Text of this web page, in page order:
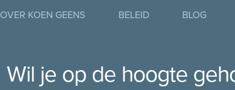
OVER KOEN GEENS BELEID BLOG
Wil je op de hoogte